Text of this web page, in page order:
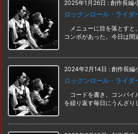
2025年1月26日 : 創作長編
ロックンロール・ライダ
メニューに目を落とすと
コンボがあった。今日は間
2024年2月14日 : 創作長編
ロックンロール・ライダ
コードを書き、コンパイ
を繰り返す毎日にうんざり